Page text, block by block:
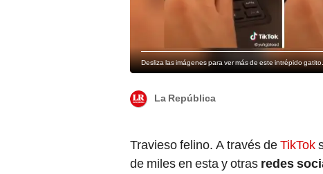
Desliza las imágenes para ver más de este intrépido
La República
Travieso felino. A través deTikTok
de miles en esta y otras redes